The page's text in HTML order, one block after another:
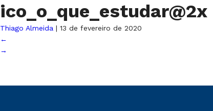
ico_o_que_estudar@2x
Thiago Almeida | 13 de fevereiro de 2020
←
→